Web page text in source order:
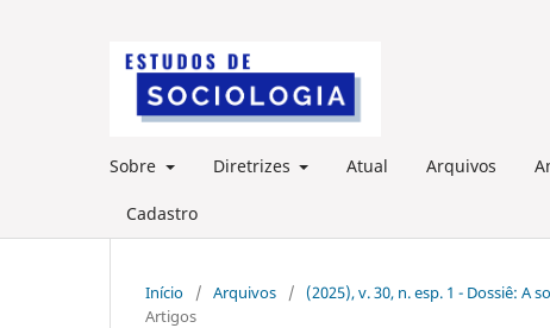
Sobre Diretrizes Atual Arquivos
Cadastro
Início / Arquivos / (2025), v. 30, n. esp. 1 - Dossiê:
Artigos